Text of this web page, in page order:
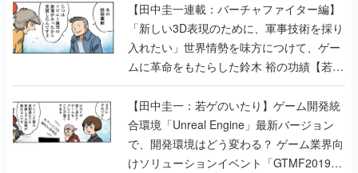
【田中圭一連載：バーチャファイター編】
「新しい3D表現のために、軍事技術を採り
入れたい」世界情勢を味方につけて、ゲー
ムに革命をもたらした鈴木 裕の功績【若ゲ
のいたり】
【田中圭一：若ゲのいたり】ゲーム開発統
合環境「Unreal Engine」最新バージョン
で、開発環境はどう変わる？ ゲーム業界向
けソリューションイベント「GTMF2019」